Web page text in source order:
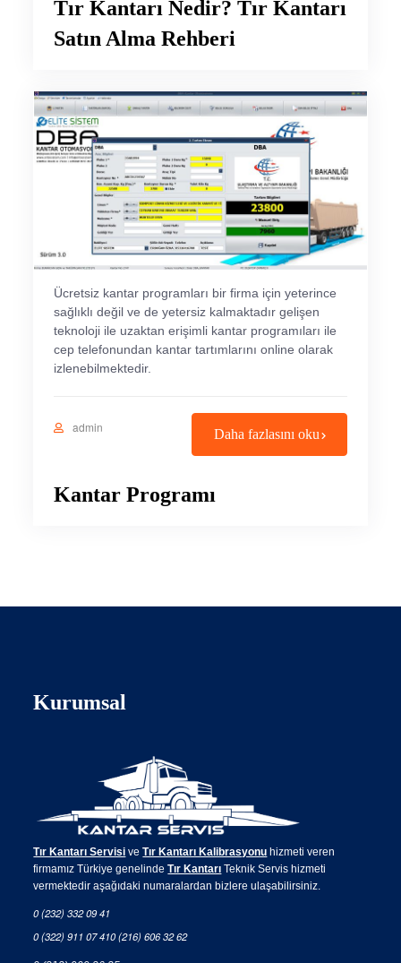
Tır Kantarı Nedir? Tır Kantarı
Satın Alma Rehberi
Ücretsiz kantar programları bir firma için yeterince
sağlıklı değil ve de yetersiz kalmaktadır gelişen
teknoloji ile uzaktan erişimli kantar programıları ile
cep telefonundan kantar tartımlarını online olarak
izlenebilmektedir.
admin Daha fazlasını oku
Kantar Programı
Kurumsal
Tır Kantarı Servisi veTır Kantarı Kalibrasyonu hizmeti veren
firmamız Türkiye genelindeTır Kantarı Teknik Servis hizmeti
vermektedir aşağıdaki numaralardan bizlere ulaşabilirsiniz.
0 (232) 332 09 41
0 (322) 911 07 410 (216) 606 32 62